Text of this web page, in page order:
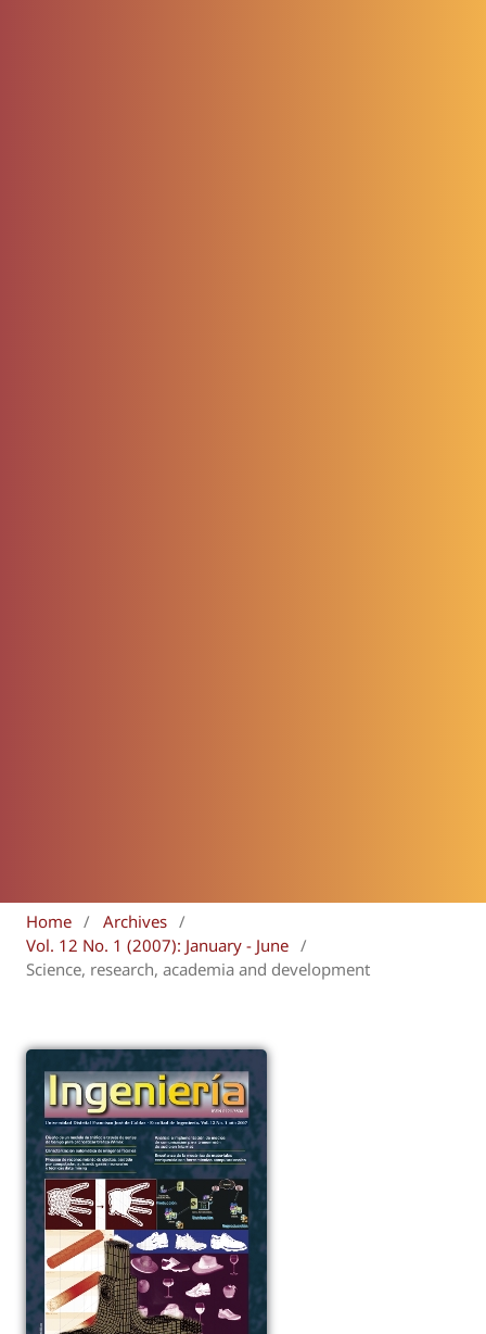
Home / Archives /
Vol. 12 No. 1 (2007): January - June /
Science, research, academia and development